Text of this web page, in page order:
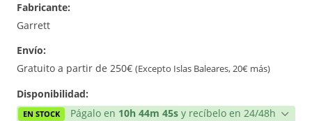
Reconstrucción
Reforzado
Fabricante:
Garrett
Envío:
Gratuito a partir de 250€ (Excepto Islas Baleares, 20€ más)
Disponibilidad:
EN STOCK Págalo en 10h 44m 45s y recíbelo en 24/48h